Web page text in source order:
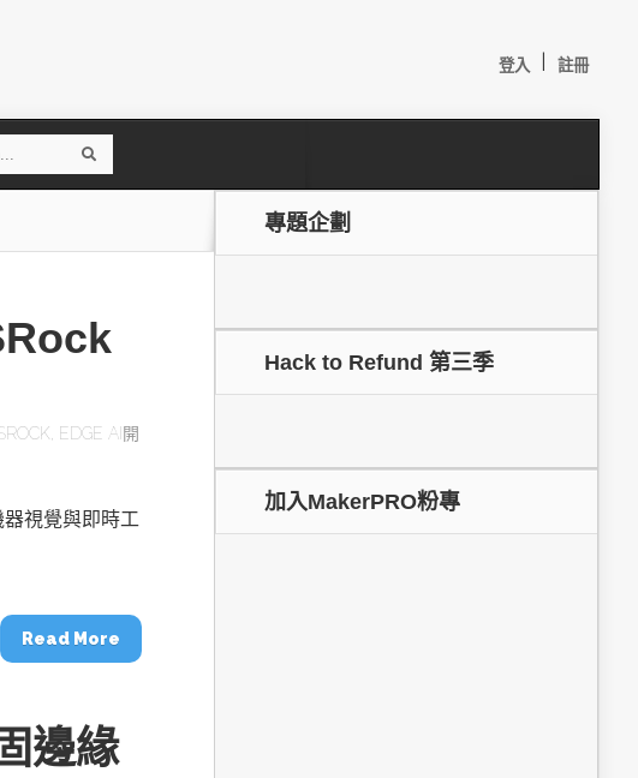
登入 註冊
態系夥伴分享Edge AI機器
晶片觀察
r
EDGE AI開
視覺與即時工
Read More
邊緣
專題企劃
Hack to Refund 第三季
加入MakerPRO粉專